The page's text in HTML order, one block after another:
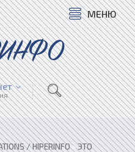
МЕНЮ
/ HIPERINFO»ЭТО